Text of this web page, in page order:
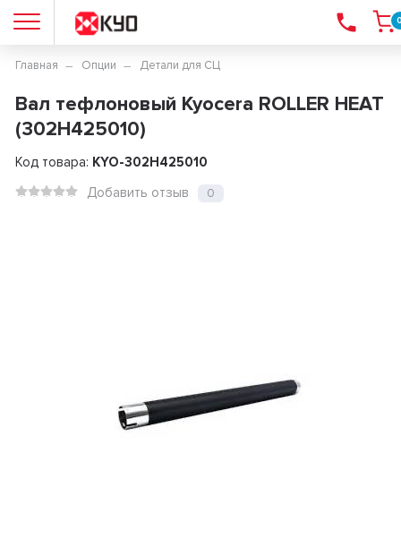
Главная Опции Детали для СЦ
Вал тефлоновый Kyocera ROLLER HEAT
(302H425010)
Код товара: KYO-302H425010
Добавить отзыв
0